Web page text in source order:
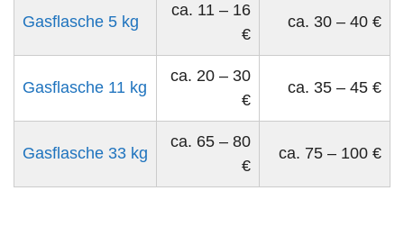
Gasflasche 5 kg
ca. 11 – 16
€
ca. 30 – 40 €
Gasflasche 11 kg
ca. 20 – 30
€
ca. 35 – 45 €
Gasflasche 33 kg
ca. 65 – 80
€
ca. 75 – 100 €